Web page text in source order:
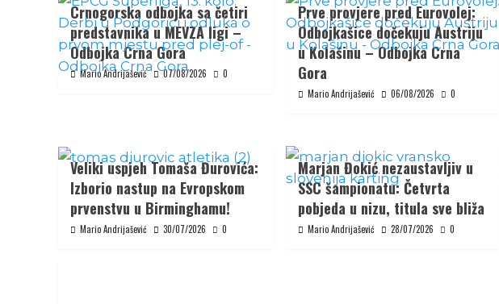
Crnogorska odbojka sa četiri
predstavnika u MEVZA ligi –
Odbojka Crna Gora
Mario Andrijašević 07/08/2026 0
Prve provjere pred Eurovolej:
Odbojkašice dočekuju Austriju
u Kolašinu – Odbojka Crna
Gora
Mario Andrijašević 06/08/2026 0
Veliki uspjeh Tomaša Đurovića:
Izborio nastup na Evropskom
prvenstvu u Birminghamu!
Mario Andrijašević 30/07/2026 0
Marjan Đokić nezaustavljiv u
SSC šampionatu: Četvrta
pobjeda u nizu, titula sve bliža
Mario Andrijašević 28/07/2026 0